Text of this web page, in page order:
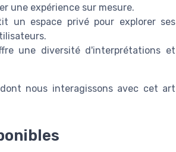
une expérience sur mesure.
un espace privé pour explorer ses
une diversité d'interprétations et
nous interagissons avec cet art